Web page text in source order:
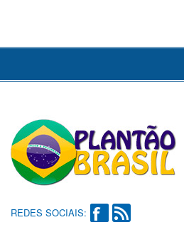
REDES SOCIAIS: